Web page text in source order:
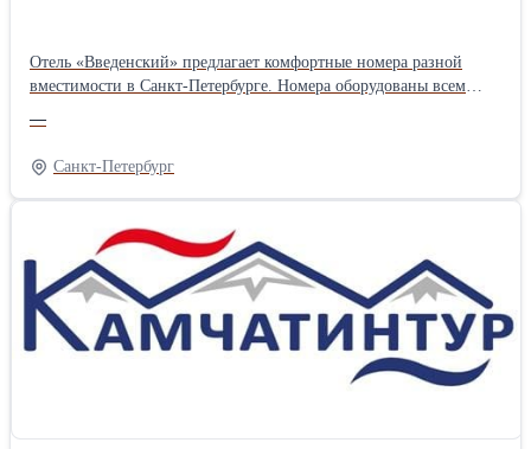
Отель «Введенский» предлагает комфортные номера разной
вместимости в Санкт-Петербурге. Номера оборудованы всем
телевидение, шкаф, мини-бар, станция для приготовления кофе
и чая, кондиционер, скоростной Wi-Fi, фен, премиальная
косметика, мягкие халаты и тапочки. Номера можно снимать как
на одни сутки, так и на длительное время. Ознакомиться с
информацией Вы можете на нашем сайте
—
Санкт-Петербург